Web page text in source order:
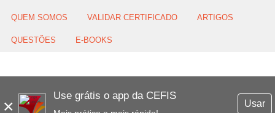
×
Use grátis o app da CEFIS
Usar
QUEM SOMOS VALIDAR CERTIFICADO ARTIGOS
QUESTÕES E-BOOKS